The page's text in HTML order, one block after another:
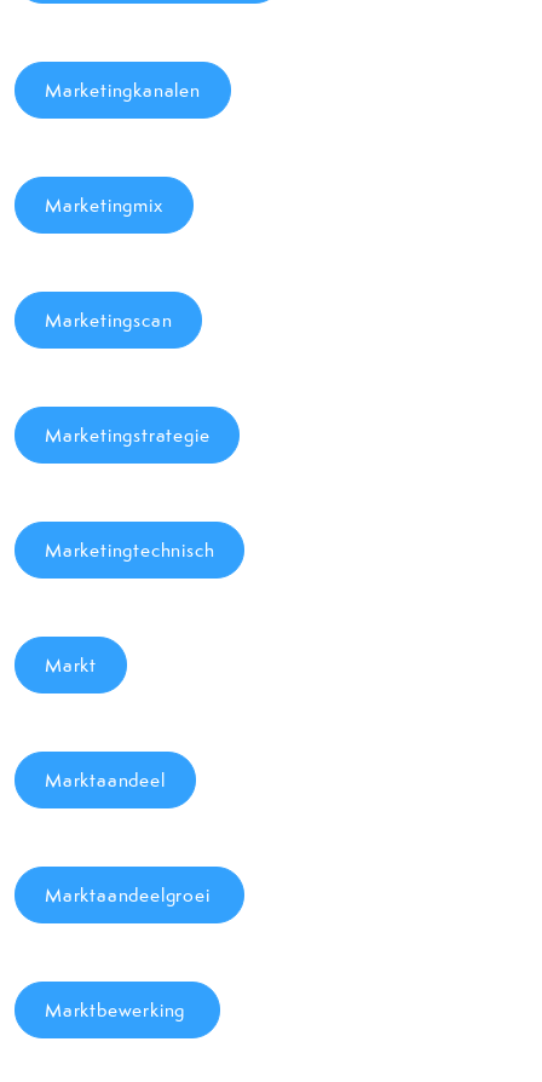
Marketingkanalen
Marketingmix
Marketingscan
Marketingstrategie
Marketingtechnisch
Markt
Marktaandeel
Marktaandeelgroei
Marktbewerking